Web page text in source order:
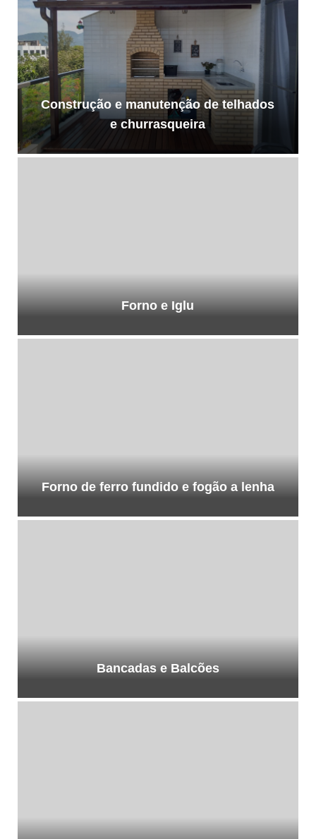
Construção e manutenção de telhados
e churrasqueira
Forno e Iglu
Forno de ferro fundido e fogão a lenha
Bancadas e Balcões